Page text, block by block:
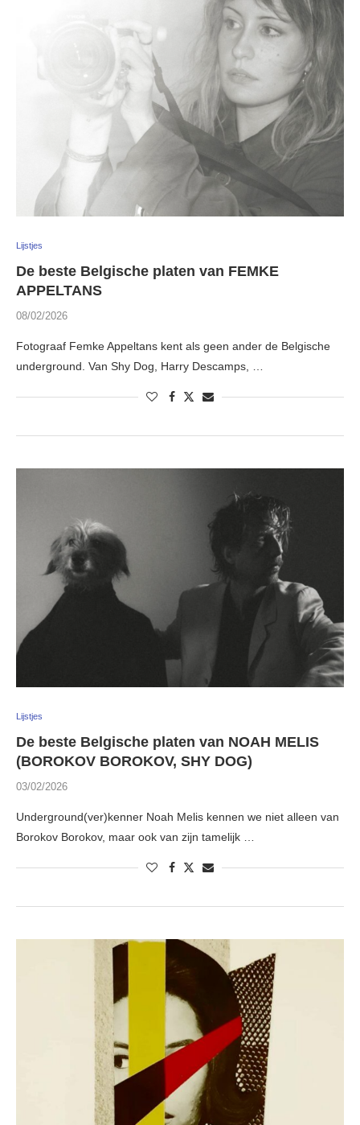
Lijstjes
De beste Belgische platen van FEMKE
APPELTANS
08/02/2026
Fotograaf Femke Appeltans kent als geen ander de Belgische
underground. Van Shy Dog, Harry Descamps, …
Lijstjes
De beste Belgische platen van NOAH MELIS
(BOROKOV BOROKOV, SHY DOG)
03/02/2026
Underground(ver)kenner Noah Melis kennen we niet alleen van
Borokov Borokov, maar ook van zijn tamelijk …